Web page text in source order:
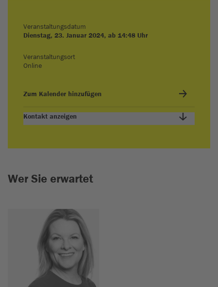
Veranstaltungsdatum
Dienstag, 23. Januar 2024, ab 14:48 Uhr
Veranstaltungsort
Online
Zum Kalender hinzufügen
Kontakt anzeigen
Wer Sie erwartet